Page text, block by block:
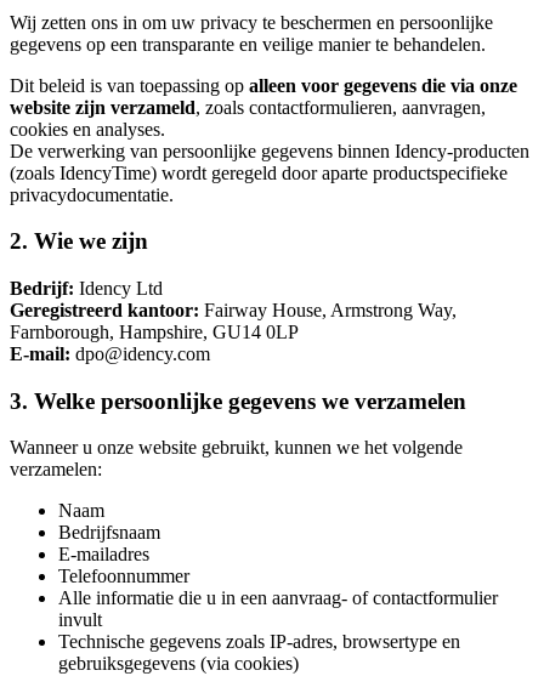
Wij zetten ons in om uw privacy te beschermen en persoonlijke
gegevens op een transparante en veilige manier te behandelen.
Dit beleid is van toepassing op alleen voor gegevens die via onze
website zijn verzameld, zoals contactformulieren, aanvragen,
cookies en analyses.
De verwerking van persoonlijke gegevens binnen Idency-producten
(zoals IdencyTime) wordt geregeld door aparte productspecifieke
privacydocumentatie.
2. Wie we zijn
Bedrijf: Idency Ltd
Geregistreerd kantoor: Fairway House, Armstrong Way,
Farnborough, Hampshire, GU14 0LP
E-mail: dpo@idency.com
3. Welke persoonlijke gegevens we verzamelen
Wanneer u onze website gebruikt, kunnen we het volgende
verzamelen:
Naam
Bedrijfsnaam
E-mailadres
Telefoonnummer
Alle informatie die u in een aanvraag- of contactformulier
invult
Technische gegevens zoals IP-adres, browsertype en
gebruiksgegevens (via cookies)